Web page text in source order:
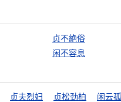
贞不絶俗
闲不容息
贞夫烈妇 贞松劲柏 闲云